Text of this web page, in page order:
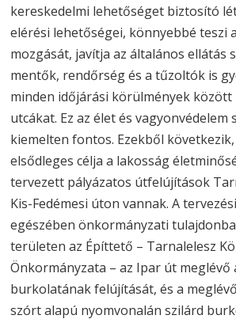
kereskedelmi lehetőséget biztosító
elérési lehetőségei, könnyebbé teszi
mozgását, javítja az általános ellátás
mentők, rendőrség és a tűzoltók is
minden időjárási körülmények
utcákat. Ez az élet és vagyonvédelem
kiemelten fontos. Ezekből
elsődleges célja a lakosság
tervezett pályázatos útfelújítások
Kis-Fedémesi úton vannak. A
egészében önkormányzati
területen az Építtető – Tarnalelesz
Önkormányzata – az Ipar út meglévő
burkolatának felújítását, és a
szórt alapú nyomvonalán szilárd